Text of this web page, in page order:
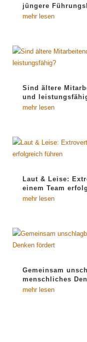
jüngere
mehr lesen
Sind ältere
und
mehr lesen
Laut & Leise:
einem Team
mehr lesen
Gemeinsam
menschliches
mehr lesen